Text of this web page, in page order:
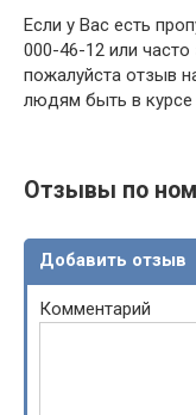
Если у Вас есть
000-46-12 или часто
пожалуйста отзыв
людям быть в курсе
Отзывы по
Добавить отзыв
Комментарий